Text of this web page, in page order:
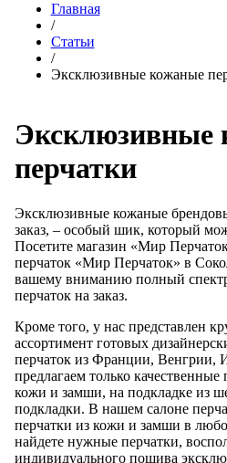
Главная
/
Статьи
/
Эксклюзивные кожаные
Эксклюзивные
перчатки
Эксклюзивные кожаные
заказ, – особый шик, который
Посетите магазин «Мир
перчаток «Мир Перчаток» в
вашему вниманию полный
перчаток на заказ.
Кроме того, у нас представлен
ассортимент готовых
перчаток из Франции,
предлагаем только
кожи и замши, на подкладке из
подкладки. В нашем салоне
перчатки из кожи и замши в
найдете нужные перчатки,
индивидуального пошива